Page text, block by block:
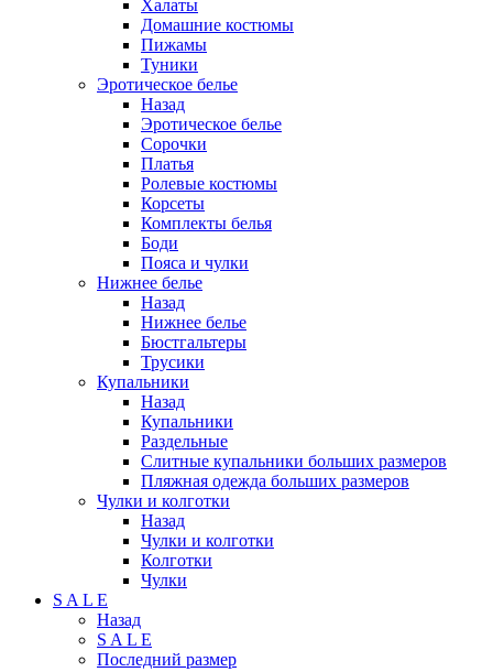
Халаты
Домашние костюмы
Пижамы
Туники
Эротическое белье
Назад
Эротическое белье
Сорочки
Платья
Ролевые костюмы
Корсеты
Комплекты белья
Боди
Пояса и чулки
Нижнее белье
Назад
Нижнее белье
Бюстгальтеры
Трусики
Купальники
Назад
Купальники
Раздельные
Слитные купальники больших размеров
Пляжная одежда больших размеров
Чулки и колготки
Назад
Чулки и колготки
Колготки
Чулки
S A L E
Назад
S A L E
Последний размер